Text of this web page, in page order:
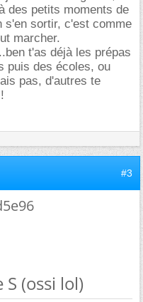
des petits moments de
s'en sortir, c'est comme
marcher.
t'as déjà les prépas
puis des écoles, ou
pas, d'autres te
#3
S (ossi lol)